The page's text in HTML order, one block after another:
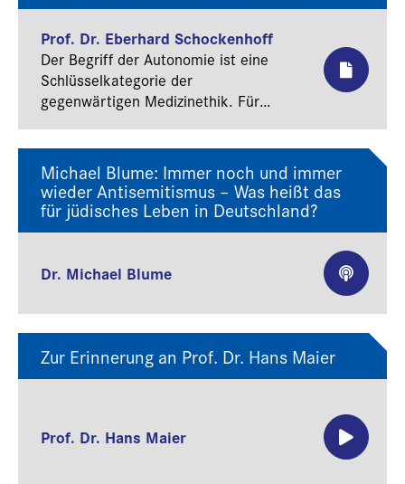
Prof. Dr. Eberhard Schockenhoff
Der Begriff der Autonomie ist eine
Schlüsselkategorie der
gegenwärtigen Medizinethik. Für
Selbstverpflichtung des Arztes, das
Wohl des Patienten zu achten,
Schaden von ihm abzuwehren und im
Zweifelsfall dem Leben zu dienen.
Handelns sind vielmehr eingebettet in
Autonomie des Patienten zu achten.
Von ihr her empfängt das ärztliche
Handeln erst seine moralische und
rechtliche Legitimation. Ohne die
Behandlungsvorschlag des Arztes in
Michael Blume: Immer noch und immer
wieder Antisemitismus – Was heißt das
für jüdisches Leben in Deutschland?
Dr. Michael Blume
Zur Erinnerung an Prof. Dr. Hans Maier
Prof. Dr. Hans Maier